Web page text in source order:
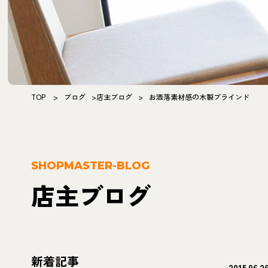
TOP > ブログ >店主ブログ > お洒落素材感の木製ブラインド
SHOPMASTER-BLOG
店主ブログ
新着記事